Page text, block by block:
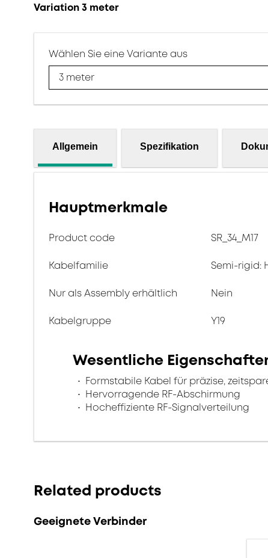
Variation 3 meter
Wählen Sie eine Variante aus
3 meter
Allgemein Spezifikation
Hauptmerkmale
Product code SR_34_M17
Kabelfamilie Semi-rigid:
Nur als Assembly erhältlich Nein
Kabelgruppe Y19
Wesentliche
Formstabile Kabel für präzise,
Hervorragende RF-Abschirmung
Hocheffiziente RF-Signalverteilung
Related products
Geeignete Verbinder